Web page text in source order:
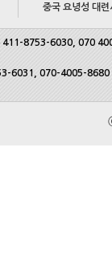
중국 요녕성 대
411-8753-6030, 070
6031, 070-4005-8680